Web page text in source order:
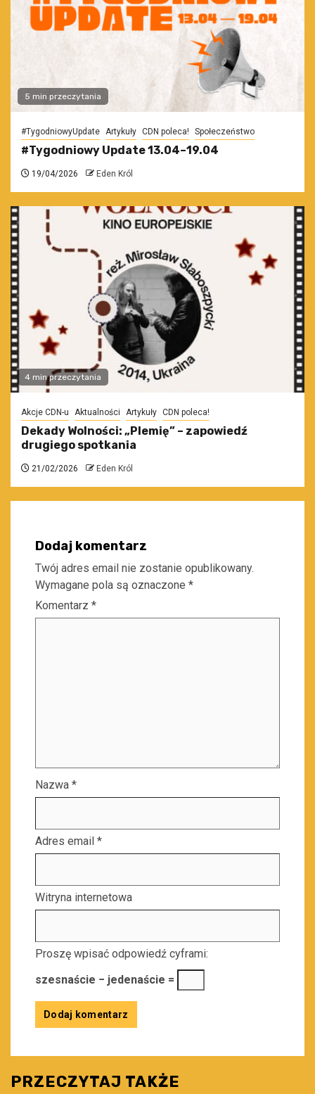
5 min przeczytania
#TygodniowyUpdate Artykuły CDN poleca! Społeczeństwo
#Tygodniowy Update 13.04–19.04
19/04/2026 Eden Król
4 min przeczytania
Akcje CDN-u Aktualności Artykuły CDN poleca!
Dekady Wolności: „Plemię” – zapowiedź
drugiego spotkania
21/02/2026 Eden Król
Dodaj komentarz
Twój adres email nie zostanie opublikowany.
Wymagane pola są oznaczone *
Komentarz *
Nazwa *
Adres email *
Witryna internetowa
Proszę wpisać odpowiedź cyframi:
szesnaście − jedenaście =
PRZECZYTAJ TAKŻE